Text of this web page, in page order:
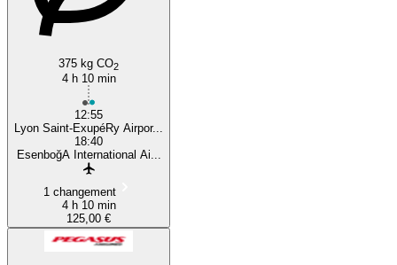
375 kg CO2
4 h 10 min
12:55
Lyon Saint-ExupéRy Airpor...
18:40
EsenboğA International Ai...
1 changement
4 h 10 min
125,00 €